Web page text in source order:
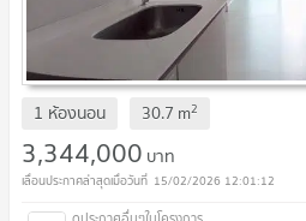
1 ห้องนอน 30.7 m2
3,344,000 บาท
15/02/2026 12:01:12